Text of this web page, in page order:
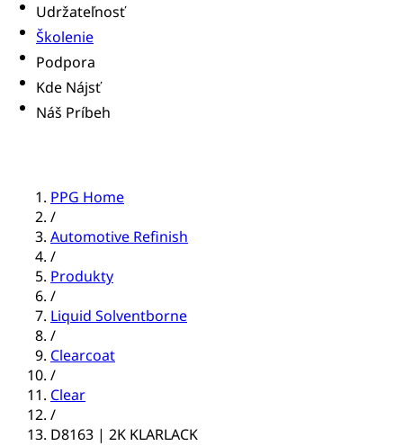
Udržateľnosť
Školenie
Podpora
Kde Nájsť
Náš Príbeh
PPG Home
/
Automotive Refinish
/
Produkty
/
Liquid Solventborne
/
Clearcoat
/
Clear
/
D8163 | 2K KLARLACK